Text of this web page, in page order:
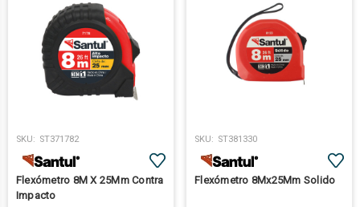
SKU: ST371782
Flexómetro 8M X 25Mm Contra
Impacto
SKU: ST381330
Flexómetro 8Mx25Mm Solido